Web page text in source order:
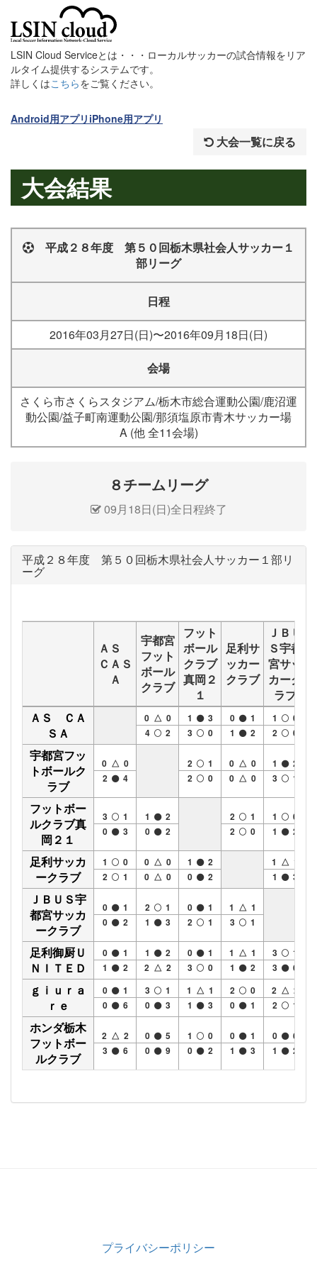
LSIN Cloud Serviceとは・・・ローカルサッカーの試合情報をリア
ルタイム提供するシステムです。
詳しくはこちらをご覧ください。
Android用アプリ iPhone用アプリ
大会一覧に戻る
大会結果
平成２８年度 第５０回栃木県社会人サッカー１
部リーグ
日程
2016年03月27日(日)〜2016年09月18日(日)
会場
さくら市さくらスタジアム/栃木市総合運動公園/鹿沼運
動公園/益子町南運動公園/那須塩原市青木サッカー場
A (他 全11会場)
８チームリーグ
09月18日(日)全日程終了
平成２８年度 第５０回栃木県社会人サッカー１部リ
ーグ
ＡＳ
ＣＡＳ
Ａ
宇都宮
フット
ボール
クラブ
フット
ボール
クラブ
真岡２
１
足利サ
ッカー
クラブ
ＪＢＵ
Ｓ宇都
宮サッ
カーク
ラブ
ＡＳ ＣＡ
ＳＡ
0 △ 0
4
2
1
3
3
0
0
1
1
2
1
0
2
0
宇都宮フッ
トボールク
ラブ
0 △ 0
2
4
2
1
2
0
0 △ 0
0 △ 0
1
2
3
1
フットボー
ルクラブ真
岡２１
3
1
0
3
1
2
0
2
2
1
2
0
1
0
1
2
足利サッカ
ークラブ
1
0
2
1
0 △ 0
0 △ 0
1
2
0
2
1 △ 1
1
3
ＪＢＵＳ宇
都宮サッカ
ークラブ
0
1
0
2
2
1
1
3
0
1
2
1
1 △ 1
3
1
足利御厨Ｕ
ＮＩＴＥＤ
0
1
1
2
1
2
2 △ 2
0
1
3
0
1 △ 1
1
2
3
1
3
6
ｇｉｕｒａ
ｒｅ
0
1
0
6
3
1
0
3
1 △ 1
1
3
2
0
0
1
2 △ 2
2
1
ホンダ栃木
フットボー
ルクラブ
2 △ 2
3
6
0
5
0
9
1
0
0
2
0
1
1
3
0
6
1
2
プライバシーポリシー